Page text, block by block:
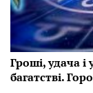
Гроші, удача і
багатстві.